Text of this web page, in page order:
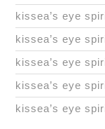
kissea’s eye
kissea’s eye
kissea’s eye
kissea’s eye
kissea’s eye